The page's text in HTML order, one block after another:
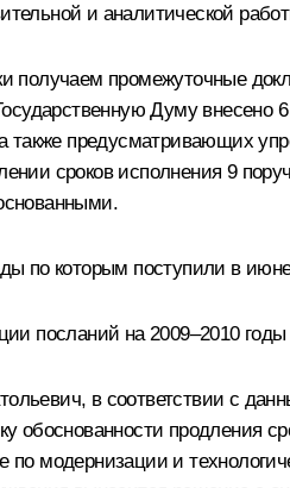
и аналитической
получаем промежуточные
Думу внесено
также предусматривающих
сроков исполнения 9
по которым поступили в
посланий на 2009–2010
в соответствии с
обоснованности продления
по модернизации и